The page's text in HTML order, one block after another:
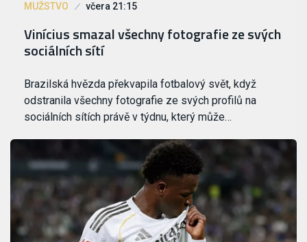
MUŽSTVO včera 21:15
Vinícius smazal všechny fotografie ze svých
sociálních sítí
Brazilská hvězda překvapila fotbalový svět, když
odstranila všechny fotografie ze svých profilů na
sociálních sítích právě v týdnu, který může…